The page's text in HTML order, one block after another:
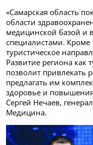
«Самарская область
области
медицинской базой
специалистами. Кроме
туристическое
Развитие региона как
позволит привлекать
предлагать им
здоровье и
Сергей Нечаев,
Медицина.